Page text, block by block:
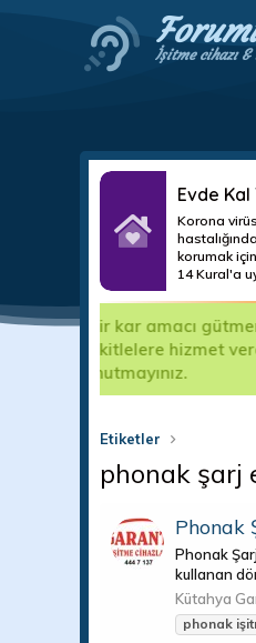
İşitme cihazı
Evde
Korona
korumak
14 Kural'a
Değerli Forum
kullanıma
edilecektir.
Etiketler
phonak şarj
Phonak
Phonak
kullanan
Kütahya
phonak